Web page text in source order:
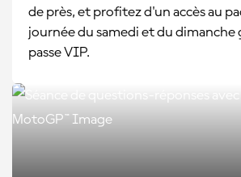
de près, et profitez d'un accès au
journée du samedi et du dimanche
passe VIP.